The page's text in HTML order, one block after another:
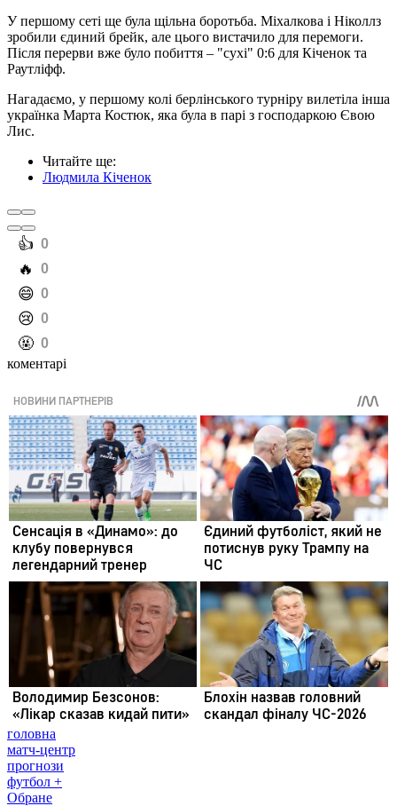
У першому сеті ще була щільна боротьба. Міхалкова і Ніколлз
зробили єдиний брейк, але цього вистачило для перемоги.
Після перерви вже було побиття – "сухі" 0:6 для Кіченок та
Раутліфф.
Нагадаємо, у першому колі берлінського турніру вилетіла інша
українка Марта Костюк, яка була в парі з господаркою Євою
Лис.
Читайте ще:
Людмила Кіченок
️👍 0
️🔥 0
️😄 0
️😢 0
️🤬 0
коментарі
головна
матч-центр
прогнози
футбол +
Обране